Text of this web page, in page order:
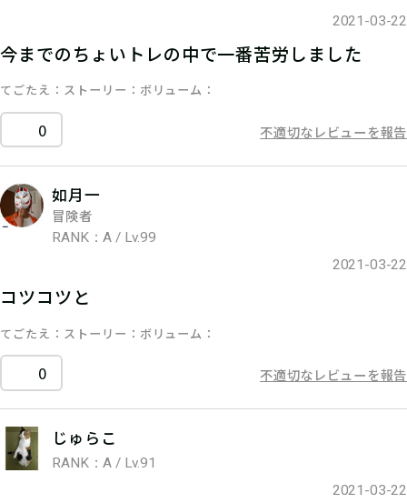
2021-03-22
今までのちょいトレの中で一番苦労しました
てごたえ ストーリー ボリューム
0 不適切なレビューを報告
如月一
冒険者
RANK：A / Lv.99
2021-03-22
コツコツと
てごたえ ストーリー ボリューム
0 不適切なレビューを報告
じゅらこ
RANK：A / Lv.91
2021-03-22